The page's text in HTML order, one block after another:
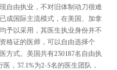
自由执业，不对旧体制动刀很难
成国际主流模式，在美国、加拿
予以采用，其医生执业身份并不
格证的医师，可以自由选择个
方式。美国共有230187名自由执
，37.1%为2-5名的医生团队，